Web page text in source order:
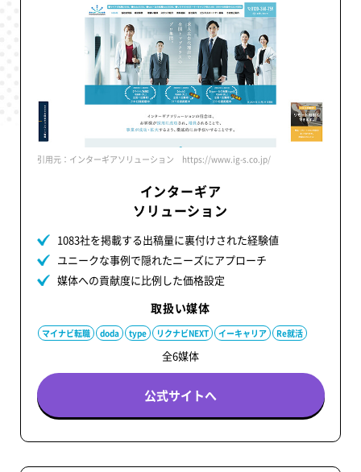
引用元：インターギアソリューション https://www.ig-s.co.jp/
インターギア
ソリューション
1083社を掲載する出稿量に裏付けされた経験値
ユニークな事例で隠れたニーズにアプローチ
媒体への貢献度に比例した価格設定
取扱い媒体
マイナビ転職 doda type リクナビNEXT イーキャリア Re就活
全6媒体
公式サイトへ